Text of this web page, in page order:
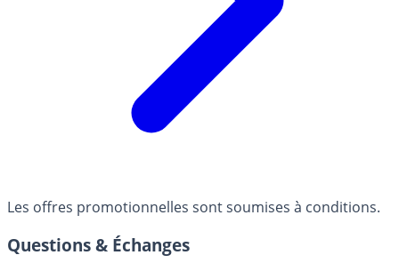
Les offres promotionnelles sont soumises à conditions.
Questions & Échanges